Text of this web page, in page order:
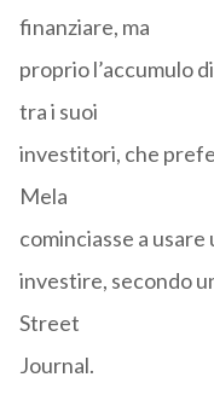
finanziare, ma
proprio l’accumulo
tra i suoi
investitori, che
Mela
cominciasse a
investire, secondo
Street
Journal.